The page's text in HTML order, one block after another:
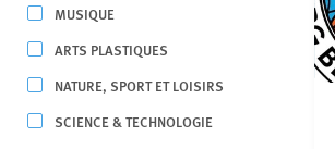
MUSIQUE
ARTS PLASTIQUES
NATURE, SPORT ET LOISIRS
SCIENCE & TECHNOLOGIE